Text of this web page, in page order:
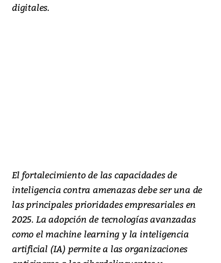
digitales.
El fortalecimiento de las capacidades de
inteligencia contra amenazas debe ser una de
las principales prioridades empresariales en
2025. La adopción de tecnologías avanzadas
como el machine learning y la inteligencia
artificial (IA) permite a las organizaciones